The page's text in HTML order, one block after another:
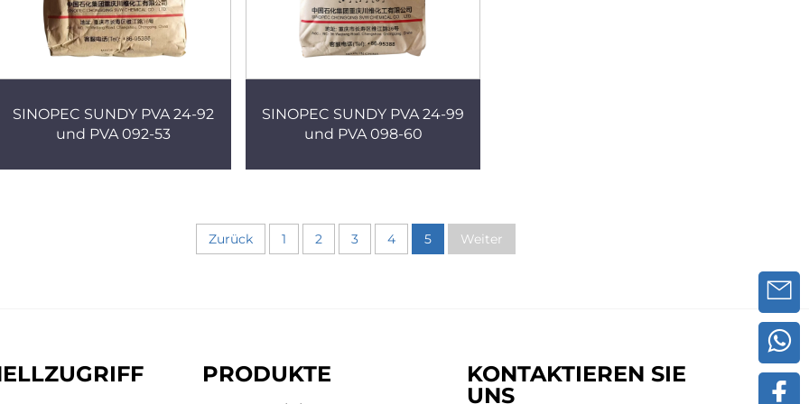
SINOPEC SUNDY PVA 24-92
und PVA 092-53
SINOPEC SUNDY PVA 24-99
und PVA 098-60
Zurück 1 2 3 4 5 Weiter
PRODUKTE
KONTAKTIEREN SIE
UNS